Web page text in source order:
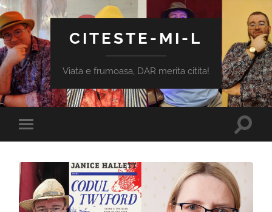
CITESTE-MI-L
Viata e frumoasa, DAR merita citita!
Toggle
mobile
Toggle